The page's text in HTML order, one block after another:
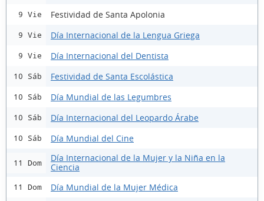
9 Vie Festividad de Santa Apolonia
9 Vie Día Internacional de la Lengua Griega
9 Vie Día Internacional del Dentista
10 Sáb Festividad de Santa Escolástica
10 Sáb Día Mundial de las Legumbres
10 Sáb Día Internacional del Leopardo Árabe
10 Sáb Día Mundial del Cine
11 Dom
Día Internacional de la Mujer y la Niña en la
Ciencia
11 Dom Día Mundial de la Mujer Médica